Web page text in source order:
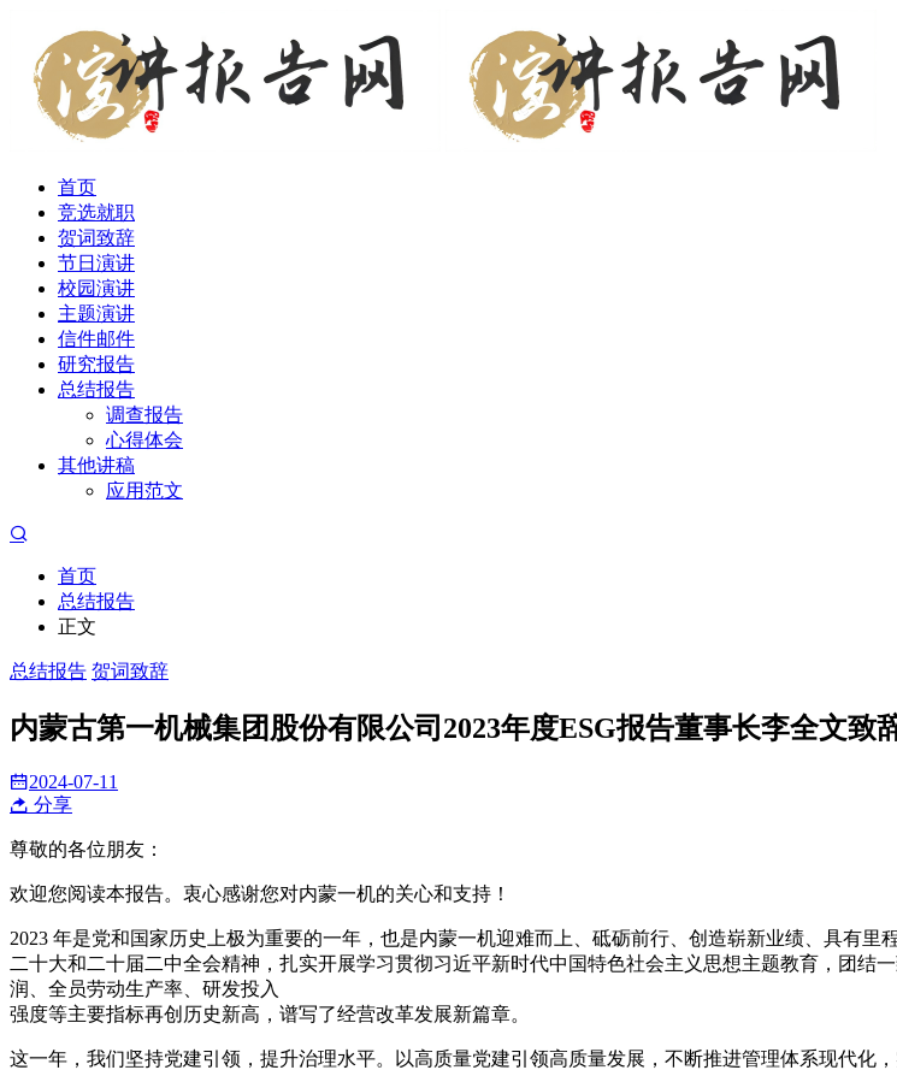
首页
竞选就职
贺词致辞
节日演讲
校园演讲
主题演讲
信件邮件
研究报告
总结报告
调查报告
心得体会
其他讲稿
应用范文
首页
总结报告
正文
总结报告 贺词致辞
内蒙古第一机械集团股份有限公司2023年度ESG报告董事长李全文致
2024-07-11
分享
尊敬的各位朋友：
欢迎您阅读本报告。衷心感谢您对内蒙一机的关心和支持！
2023 年是党和国家历史上极为重要的一年，也是内蒙一机迎难而上、砥砺前行、创造崭新业绩、具有
二十大和二十届二中全会精神，扎实开展学习贯彻习近平新时代中国特色社会主义思想主题教育，团结
润、全员劳动生产率、研发投入
强度等主要指标再创历史新高，谱写了经营改革发展新篇章。
这一年，我们坚持党建引领，提升治理水平。以高质量党建引领高质量发展，不断推进管理体系现代